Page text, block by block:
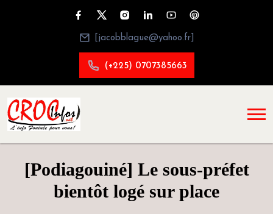
[jacobblague@yahoo.fr]
(+225) 0707385663
[Podiagouiné] Le sous-préfet
bientôt logé sur place